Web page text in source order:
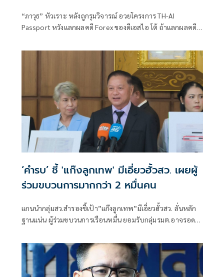
“ภาวุธ” หัวเราะ หลังถูกรุมวิจารณ์ อวยโครงการ TH-AI
Passport หวังแลกผลคดี Forex ของดีเอสไอ โต้ ถ้าแลกผลคดี
งานประชุมคณะอนุฯหลายชุด เผยยังมีเพื่อน สส.รายอื่นของ
พรรคประชาชน รับผิดชอบโดยตรงอยู่แล้ว
‘คำรบ’ ชี้ 'แก๊งลูกเทพ' มีเอี่ยวฮั้วสว. เผยผู้
ร่วมขบวนการมากกว่า 2 หมื่นคน
แกนนำกลุ่มสว.สำรองชี้เป้า”แก๊งลูกเทพ”มีเอี่ยวฮั้วสว. ลั่นหลัก
ฐานแน่น ผู้ร่วมขบวนการเรือนหมื่น ยอมรับกลุ่มรมต.อาจรอด
ส่งศาลฎีกาสอย 138 สว.โดนร้องเอาผิดติดคุก!